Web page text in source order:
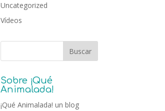
Uncategorized
Vídeos
Sobre ¡Qué
Animalada!
¡Qué Animalada! un blog